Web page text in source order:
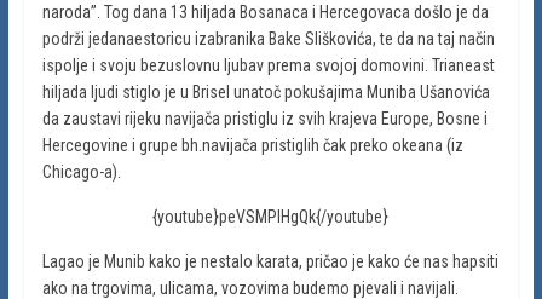
naroda”. Tog dana 13 hiljada Bosanaca i Hercegovaca došlo je da
podrži jedanaestoricu izabranika Bake Sliškovića, te da na taj način
ispolje i svoju bezuslovnu ljubav prema svojoj domovini. Trianeast
hiljada ljudi stiglo je u Brisel unatoč pokušajima Muniba Ušanovića
da zaustavi rijeku navijača pristiglu iz svih krajeva Europe, Bosne i
Hercegovine i grupe bh.navijača pristiglih čak preko okeana (iz
Chicago-a).
{youtube}peVSMPIHgQk{/youtube}
Lagao je Munib kako je nestalo karata, pričao je kako će nas hapsiti
ako na trgovima, ulicama, vozovima budemo pjevali i navijali.